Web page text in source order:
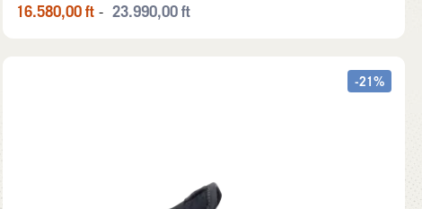
16.580,00ft - 23.990,00ft
-21%